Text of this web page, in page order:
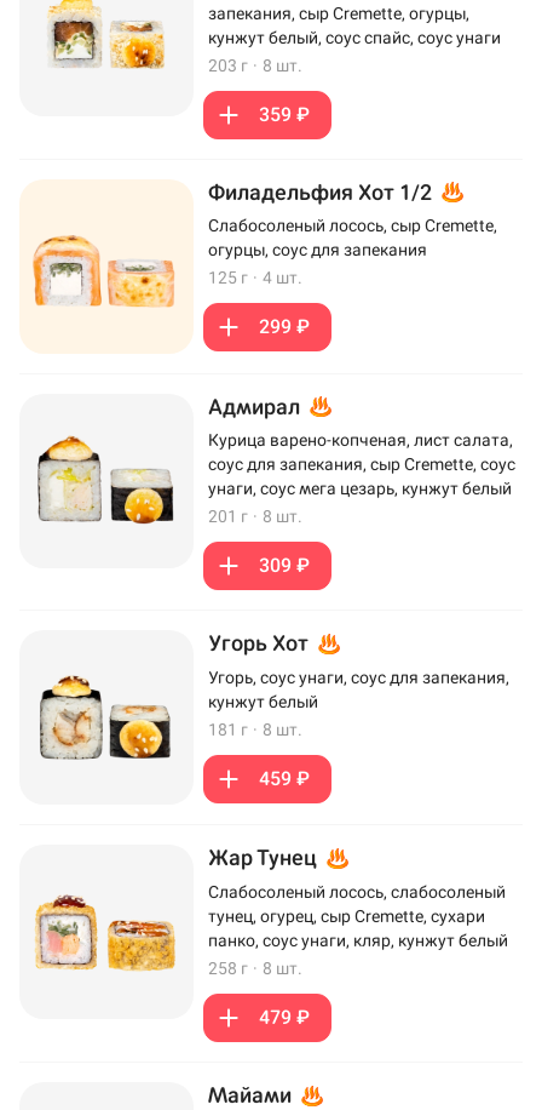
запекания, сыр Cremette, огурцы,
кунжут белый, соус спайс, соус унаги
203 г · 8 шт.
359 ₽
Филадельфия Хот 1/2
Слабосоленый лосось, сыр Cremette,
огурцы, соус для запекания
125 г · 4 шт.
299 ₽
Адмирал
Курица варено-копченая, лист салата,
соус для запекания, сыр Cremette, соус
унаги, соус мега цезарь, кунжут белый
201 г · 8 шт.
309 ₽
Угорь Хот
Угорь, соус унаги, соус для запекания,
кунжут белый
181 г · 8 шт.
459 ₽
Жар Тунец
Слабосоленый лосось, слабосоленый
тунец, огурец, сыр Cremette, сухари
панко, соус унаги, кляр, кунжут белый
258 г · 8 шт.
479 ₽
Майами